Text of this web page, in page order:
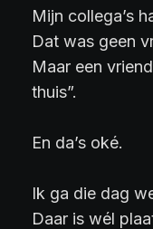
Mijn collega’s
Dat was geen
Maar een
thuis”.
En da’s oké.
Ik ga die dag
Daar is wél